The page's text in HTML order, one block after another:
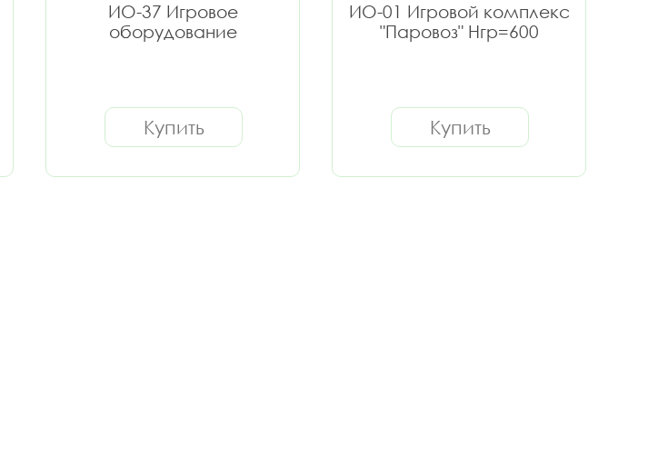
ИО-37 Игровое
оборудование
Купить
ИО-01 Игровой комплекс
"Паровоз" Нгр=600
Купить